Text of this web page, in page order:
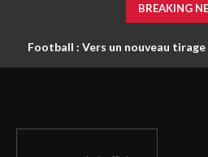
BREAKING
Football : Vers un nouveau